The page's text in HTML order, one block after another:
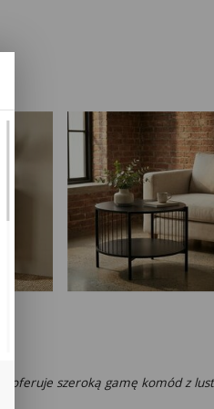
oferuje szeroką gamę komód z